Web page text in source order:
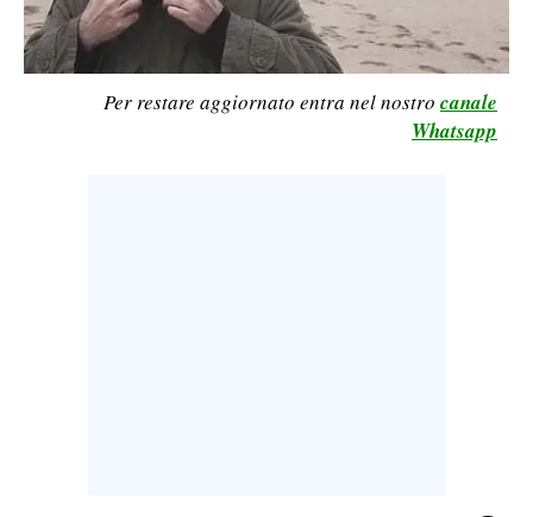
SERVIZI ALLE IMPRESE
LAVORO
Per restare aggiornato entra nel nostro canale
Whatsapp